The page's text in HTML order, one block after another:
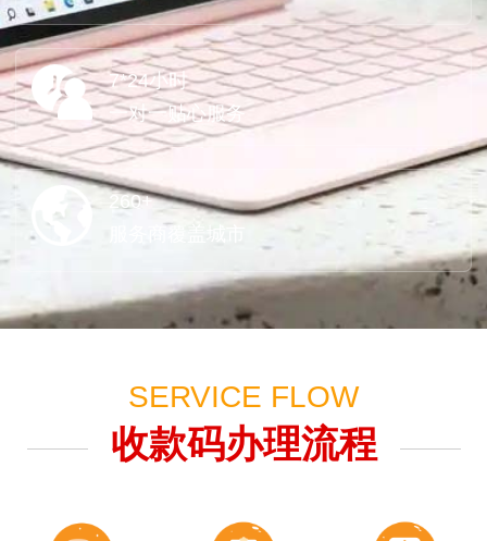
7*24小时
一对一贴心服务
260+
SERVICE FLOW
收款码办理流程